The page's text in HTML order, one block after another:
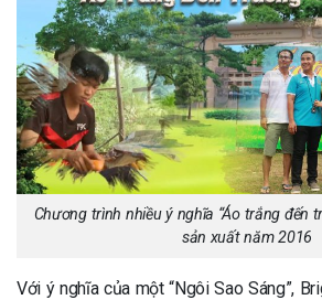
Chương trình nhiều ý nghĩa “Áo trắng đến
sản xuất năm 2016
Với ý nghĩa của một “Ngôi Sao Sáng”,